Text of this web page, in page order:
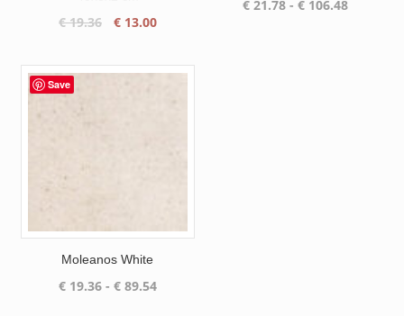
€19.36
Oorspronkelijke
€13.00Huidige
€ 21.78 - € 106.48
Save
Moleanos White
€19.36 - €89.54Prijsklasse: